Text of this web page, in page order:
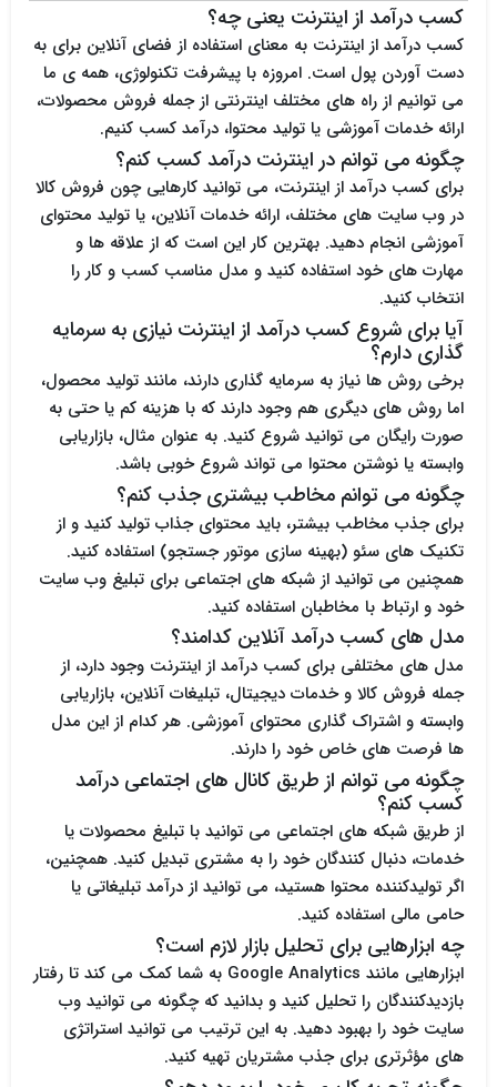
کسب درآمد از اینترنت یعنی چه؟
کسب درآمد از اینترنت به معنای استفاده از فضای آنلاین برای به
دست آوردن پول است. امروزه با پیشرفت تکنولوژی، همه ی ما
می توانیم از راه های مختلف اینترنتی از جمله فروش محصولات،
ارائه خدمات آموزشی یا تولید محتوا، درآمد کسب کنیم.
چگونه می توانم در اینترنت درآمد کسب کنم؟
برای کسب درآمد از اینترنت، می توانید کارهایی چون فروش کالا
در وب سایت های مختلف، ارائه خدمات آنلاین، یا تولید محتوای
آموزشی انجام دهید. بهترین کار این است که از علاقه ها و
مهارت های خود استفاده کنید و مدل مناسب کسب و کار را
انتخاب کنید.
آیا برای شروع کسب درآمد از اینترنت نیازی به سرمایه
گذاری دارم؟
برخی روش ها نیاز به سرمایه گذاری دارند، مانند تولید محصول،
اما روش های دیگری هم وجود دارند که با هزینه کم یا حتی به
صورت رایگان می توانید شروع کنید. به عنوان مثال، بازاریابی
وابسته یا نوشتن محتوا می تواند شروع خوبی باشد.
چگونه می توانم مخاطب بیشتری جذب کنم؟
برای جذب مخاطب بیشتر، باید محتوای جذاب تولید کنید و از
تکنیک های سئو (بهینه سازی موتور جستجو) استفاده کنید.
همچنین می توانید از شبکه های اجتماعی برای تبلیغ وب سایت
خود و ارتباط با مخاطبان استفاده کنید.
مدل های کسب درآمد آنلاین کدامند؟
مدل های مختلفی برای کسب درآمد از اینترنت وجود دارد، از
جمله فروش کالا و خدمات دیجیتال، تبلیغات آنلاین، بازاریابی
وابسته و اشتراک گذاری محتوای آموزشی. هر کدام از این مدل
ها فرصت های خاص خود را دارند.
چگونه می توانم از طریق کانال های اجتماعی درآمد
کسب کنم؟
از طریق شبکه های اجتماعی می توانید با تبلیغ محصولات یا
خدمات، دنبال کنندگان خود را به مشتری تبدیل کنید. همچنین،
اگر تولیدکننده محتوا هستید، می توانید از درآمد تبلیغاتی یا
حامی مالی استفاده کنید.
چه ابزارهایی برای تحلیل بازار لازم است؟
ابزارهایی مانند Google Analytics به شما کمک می کند تا رفتار
بازدیدکنندگان را تحلیل کنید و بدانید که چگونه می توانید وب
سایت خود را بهبود دهید. به این ترتیب می توانید استراتژی
های مؤثرتری برای جذب مشتریان تهیه کنید.